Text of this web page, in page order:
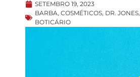
SETEMBRO 19, 2023
BARBA, COSMÉTICOS, DR. JONES,
BOTICÁRIO